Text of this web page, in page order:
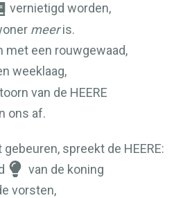
vernietigd worden,
meeris.
met een rouwgewaad,
weeklaag,
van de HEERE
ons af.
gebeuren, spreekt de HEERE:
van de koning
vorsten,